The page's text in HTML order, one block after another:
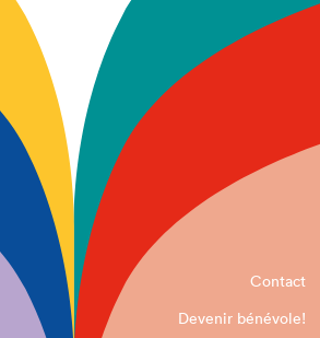
Contact
Devenir bénévole!